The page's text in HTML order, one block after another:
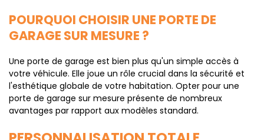
POURQUOI CHOISIR UNE PORTE DE
GARAGE SUR MESURE ?
Une porte de garage est bien plus qu'un simple accès à
votre véhicule. Elle joue un rôle crucial dans la sécurité et
l'esthétique globale de votre habitation. Opter pour une
porte de garage sur mesure présente de nombreux
avantages par rapport aux modèles standard.